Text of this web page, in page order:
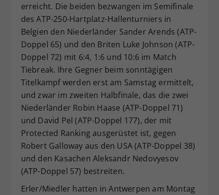
erreicht. Die beiden bezwangen im Semifinale
des ATP-250-Hartplatz-Hallenturniers in
Belgien den Niederländer Sander Arends (ATP-
Doppel 65) und den Briten Luke Johnson (ATP-
Doppel 72) mit 6:4, 1:6 und 10:6 im Match
Tiebreak. Ihre Gegner beim sonntägigen
Titelkampf werden erst am Samstag ermittelt,
und zwar im zweiten Halbfinale, das die zwei
Niederländer Robin Haase (ATP-Doppel 71)
und David Pel (ATP-Doppel 177), der mit
Protected Ranking ausgerüstet ist, gegen
Robert Galloway aus den USA (ATP-Doppel 38)
und den Kasachen Aleksandr Nedovyesov
(ATP-Doppel 57) bestreiten.
Erler/Miedler hatten in Antwerpen am Montag